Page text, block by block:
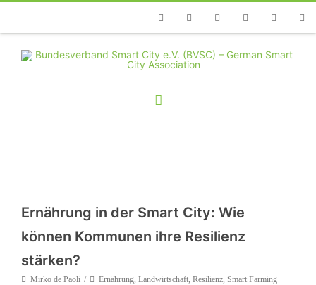
TelefonFacebookTwitterYoutubeInstagramLinkedin
Ernährung in der Smart City: Wie
können Kommunen ihre Resilienz
stärken?
Mirko de Paoli Ernährung, Landwirtschaft, Resilienz, Smart Farming